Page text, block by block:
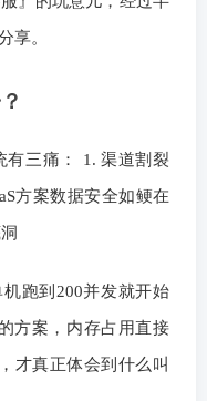
享。
有三痛： 1. 渠道割裂
方案数据安全如鲠在
跑到200并发就开始
方案，内存占用直接
才真正体会到什么叫